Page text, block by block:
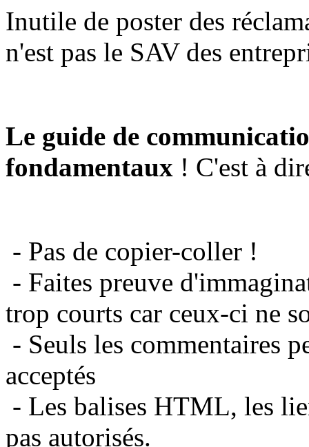
Inutile de poster des
n'est pas le SAV des
Le guide de
fondamentaux ! C'est à
- Pas de copier-coller !
- Faites preuve
trop courts car ceux-ci ne
- Seuls les commentaires
acceptés
- Les balises HTML, les
pas autorisés.